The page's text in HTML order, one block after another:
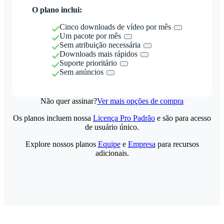
O plano inclui:
Cinco downloads de vídeo por mês
Um pacote por mês
Sem atribuição necessária
Downloads mais rápidos
Suporte prioritário
Sem anúncios
Não quer assinar?Ver mais opções de compra
Os planos incluem nossa Licença Pro Padrão e são para acesso
de usuário único.
Explore nossos planos Equipee Empresa para recursos
adicionais.